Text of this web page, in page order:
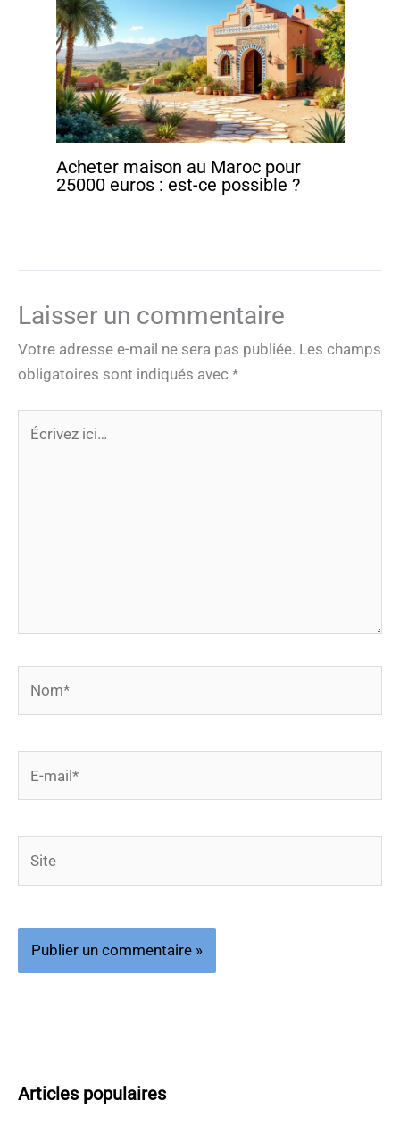
Acheter maison au Maroc pour
25000 euros : est-ce possible ?
Laisser un commentaire
Votre adresse e-mail ne sera pas publiée. Les champs
obligatoires sont indiqués avec *
mail*
Articles populaires